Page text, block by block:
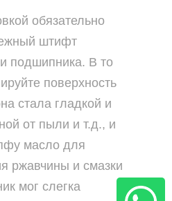
обязательно
штифт
подшипника. В то
поверхность
стала гладкой и
от пыли и т.д., и
масло для
ржавчины и смазки
мог слегка